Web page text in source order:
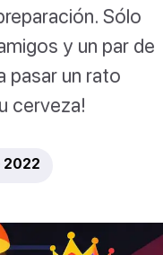
Sólo
y un par de
pasar un rato
cerveza!
2022